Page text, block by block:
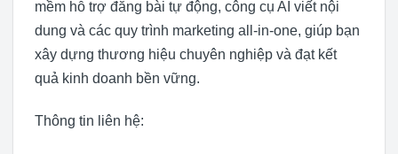
mềm hỗ trợ đăng bài tự động, công cụ AI viết nội
dung và các quy trình marketing all-in-one, giúp bạn
xây dựng thương hiệu chuyên nghiệp và đạt kết
quả kinh doanh bền vững.
Thông tin liên hệ: